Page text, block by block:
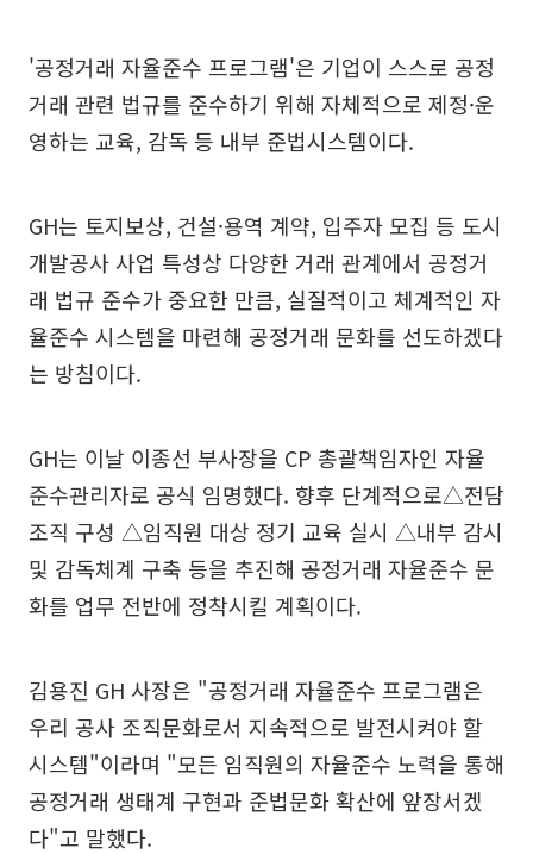
'공정거래 자율준수 프로그램'은 기업이 스스로 공정
거래 관련 법규를 준수하기 위해 자체적으로 제정·운
영하는 교육, 감독 등 내부 준법시스템이다.
GH는 토지보상, 건설·용역 계약, 입주자 모집 등 도시
개발공사 사업 특성상 다양한 거래 관계에서 공정거
래 법규 준수가 중요한 만큼, 실질적이고 체계적인 자
율준수 시스템을 마련해 공정거래 문화를 선도하겠다
는 방침이다.
GH는 이날 이종선 부사장을 CP 총괄책임자인 자율
준수관리자로 공식 임명했다. 향후 단계적으로△전담
조직 구성 △임직원 대상 정기 교육 실시 △내부 감시
및 감독체계 구축 등을 추진해 공정거래 자율준수 문
화를 업무 전반에 정착시킬 계획이다.
김용진 GH 사장은 "공정거래 자율준수 프로그램은
우리 공사 조직문화로서 지속적으로 발전시켜야 할
시스템"이라며 "모든 임직원의 자율준수 노력을 통해
공정거래 생태계 구현과 준법문화 확산에 앞장서겠
다"고 말했다.